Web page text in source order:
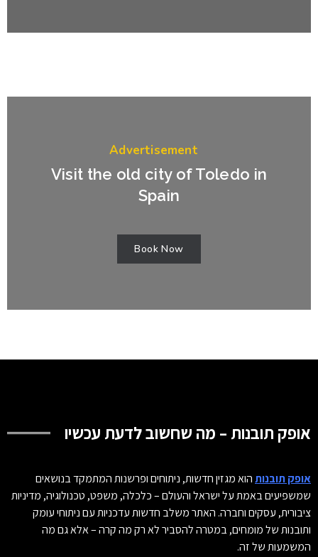
Advertisement
Visit the old city of Toledo in
Spain
Book Now
אופק תובנות – מה שחשוב לדעת עכשיו
אופק תובנותהוא מגזין חדשות, ניתוחים ופרשנות המתמקד בנושאים
שמשפיעים באמת על ישראל והעולם – כלכלה, משפט, טכנולוגיה, מדיניות
ציבורית, עסקים וחברה. האתר משלב חדשות עדכניות עם ניתוחי עומק
ותובנות של מומחים, במטרה להסביר לא רק מה קרה – אלא גם מה
המשמעות של זה.